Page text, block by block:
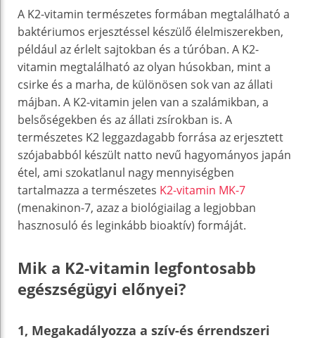
A K2-vitamin természetes formában megtalálható a
baktériumos erjesztéssel készülő élelmiszerekben,
például az érlelt sajtokban és a túróban. A K2-
vitamin megtalálható az olyan húsokban, mint a
csirke és a marha, de különösen sok van az állati
májban. A K2-vitamin jelen van a szalámikban, a
belsőségekben és az állati zsírokban is. A
természetes K2 leggazdagabb forrása az erjesztett
szójababból készült natto nevű hagyományos japán
étel, ami szokatlanul nagy mennyiségben
tartalmazza a természetes K2-vitamin MK-7
(menakinon-7, azaz a biológiailag a legjobban
hasznosuló és leginkább bioaktív) formáját.
Mik a K2-vitamin legfontosabb
egészségügyi előnyei?
1, Megakadályozza a szív-és érrendszeri